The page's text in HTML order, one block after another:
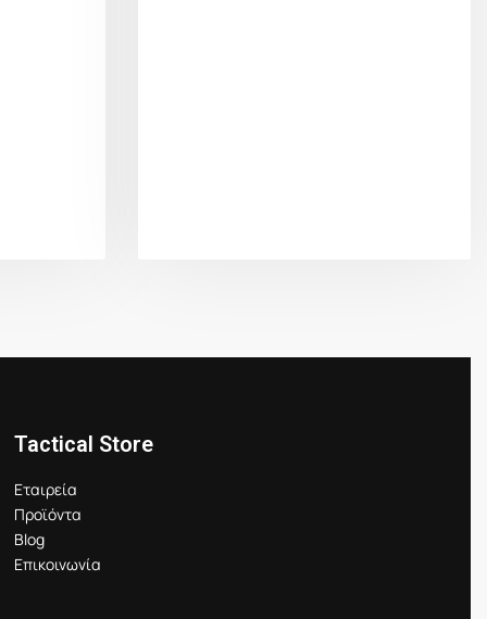
Tactical Store
Εταιρεία
Προϊόντα
Blog
Επικοινωνία